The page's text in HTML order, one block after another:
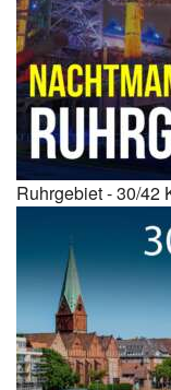
Ruhrgebiet - 30/42